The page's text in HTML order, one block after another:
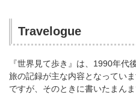
Travelogue
『世界見て歩き』は、1990年
旅の記録が主な内容となってい
ですが、そのときに書いたまん